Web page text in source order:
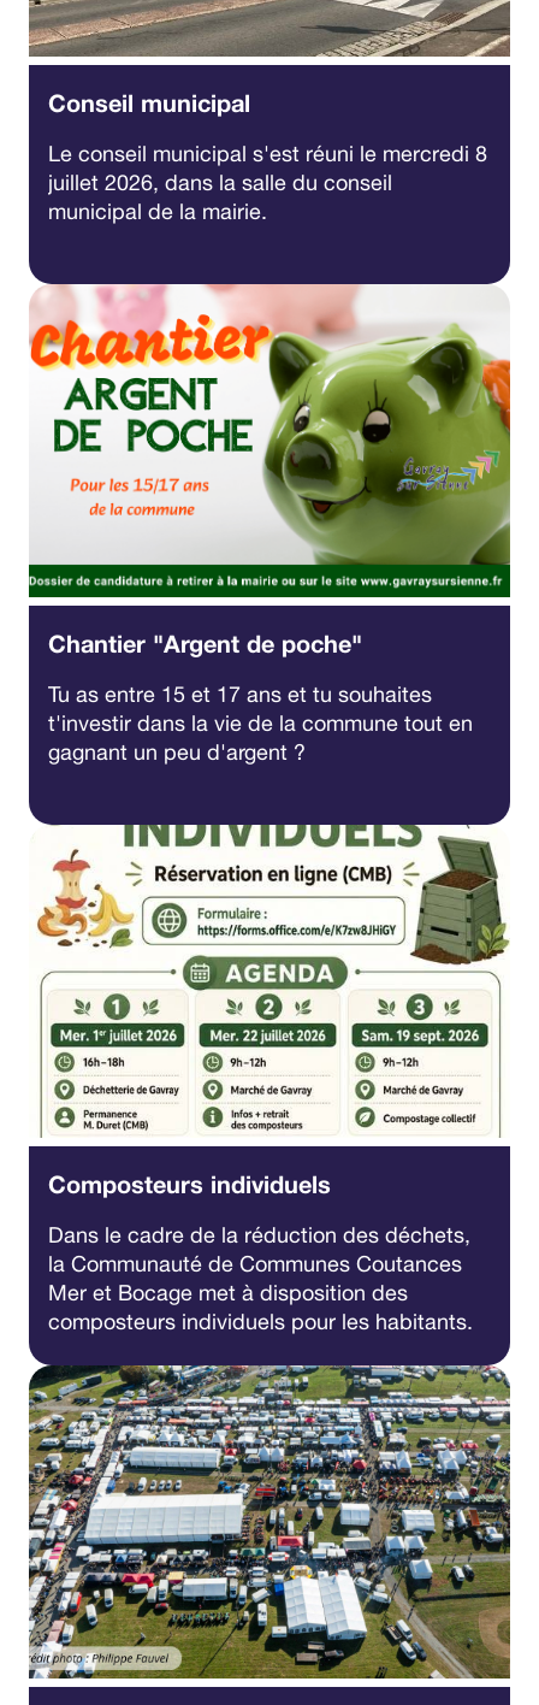
Conseil municipal
Le conseil municipal s'est réuni le mercredi 8
juillet 2026, dans la salle du conseil
municipal de la mairie.
Chantier "Argent de poche"
Tu as entre 15 et 17 ans et tu souhaites
t'investir dans la vie de la commune tout en
gagnant un peu d'argent ?
Composteurs individuels
Dans le cadre de la réduction des déchets,
la Communauté de Communes Coutances
Mer et Bocage met à disposition des
composteurs individuels pour les habitants.